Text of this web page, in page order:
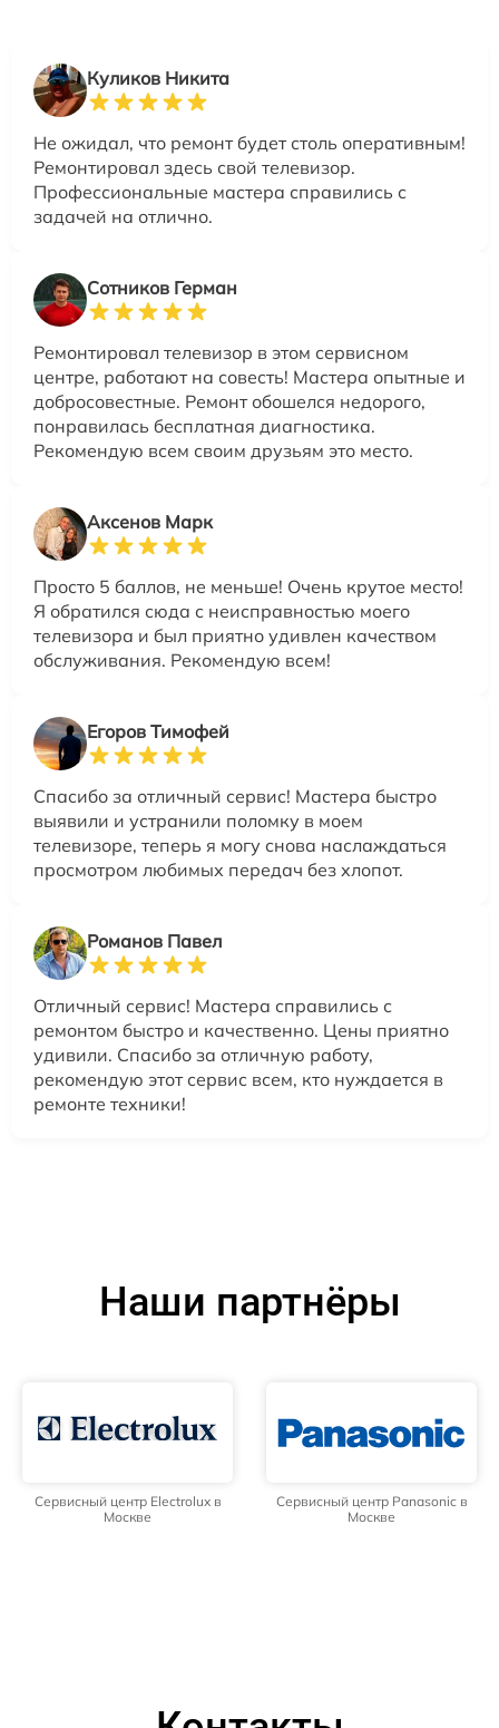
Куликов Никита
Не ожидал, что ремонт будет столь оперативным!
Ремонтировал здесь свой телевизор.
Профессиональные мастера справились с
задачей на отлично.
Сотников Герман
Ремонтировал телевизор в этом сервисном
центре, работают на совесть! Мастера опытные и
добросовестные. Ремонт обошелся недорого,
понравилась бесплатная диагностика.
Рекомендую всем своим друзьям это место.
Аксенов Марк
Просто 5 баллов, не меньше! Очень крутое место!
Я обратился сюда с неисправностью моего
телевизора и был приятно удивлен качеством
обслуживания. Рекомендую всем!
Егоров Тимофей
Спасибо за отличный сервис! Мастера быстро
выявили и устранили поломку в моем
телевизоре, теперь я могу снова наслаждаться
просмотром любимых передач без хлопот.
Романов Павел
Отличный сервис! Мастера справились с
ремонтом быстро и качественно. Цены приятно
удивили. Спасибо за отличную работу,
рекомендую этот сервис всем, кто нуждается в
ремонте техники!
Наши партнёры
Сервисный центр Electrolux в
Москве
Сервисный центр Panasonic в
Москве